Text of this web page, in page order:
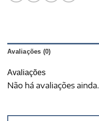
Avaliações (0)
Avaliações
Não há avaliações ainda.